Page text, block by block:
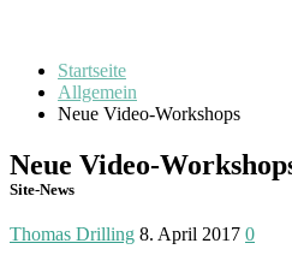
Startseite
Allgemein
Neue Video-Workshops
Neue Video-
Site-News
Thomas Drilling 8. April 2017 0